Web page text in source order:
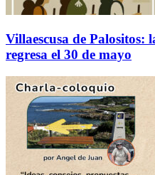
Villaescusa de Palositos:
regresa el 30 de mayo